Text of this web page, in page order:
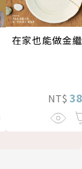
在家也能做金繼
NT$